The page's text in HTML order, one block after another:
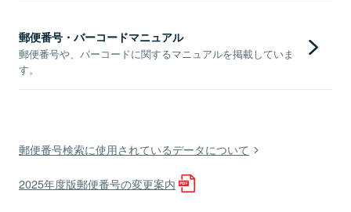
郵便番号・バーコードマニュアル
郵便番号や、バーコードに関するマニュアルを掲載していま
す。
郵便番号検索に使用されているデータについて
2025年度版郵便番号の変更案内